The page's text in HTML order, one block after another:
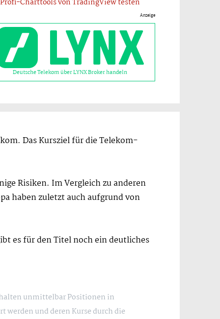
Anzeige
Deutsche Telekom über LYNX Broker handeln
Das Kursziel für die Telekom-
Risiken. Im Vergleich zu anderen
haben zuletzt auch aufgrund von
es für den Titel noch ein deutliches
unmittelbar Positionen in
und deren Kurse durch die